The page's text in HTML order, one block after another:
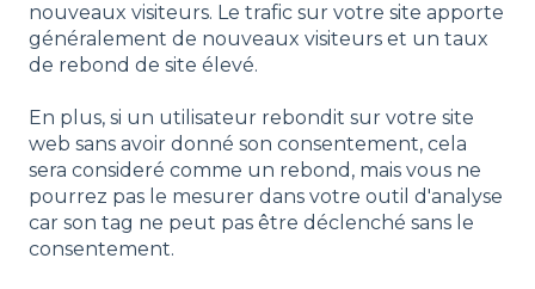
nouveaux visiteurs. Le trafic sur votre site apporte
généralement de nouveaux visiteurs et un taux
de rebond de site élevé.
En plus, si un utilisateur rebondit sur votre site
web sans avoir donné son consentement, cela
sera consideré comme un rebond, mais vous ne
pourrez pas le mesurer dans votre outil d'analyse
car son tag ne peut pas être déclenché sans le
consentement.